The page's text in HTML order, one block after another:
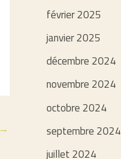
→
février 2025
janvier 2025
décembre 2024
novembre 2024
octobre 2024
septembre 2024
juillet 2024